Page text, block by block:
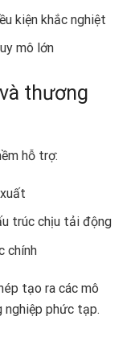
kiện khắc nghiệt
mô lớn
thương
hỗ trợ:
trúc chịu tải động
chính
tạo ra các mô
phức tạp.